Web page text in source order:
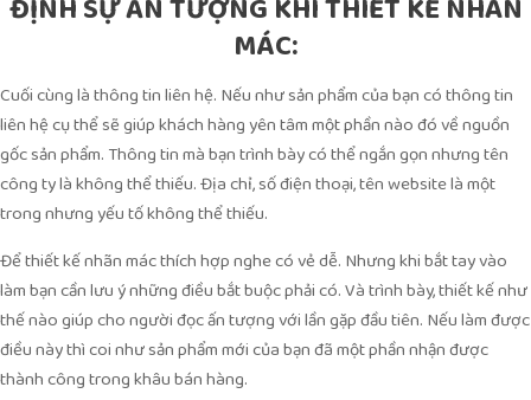
ĐỊNH SỰ ẤN TƯỢNG KHI THIẾT KẾ NHÃN
MÁC:
Cuối cùng là thông tin liên hệ. Nếu như sản phẩm của bạn có thông tin
liên hệ cụ thể sẽ giúp khách hàng yên tâm một phần nào đó về nguồn
gốc sản phẩm. Thông tin mà bạn trình bày có thể ngắn gọn nhưng tên
công ty là không thể thiếu. Địa chỉ, số điện thoại, tên website là một
trong nhưng yếu tố không thể thiếu.
Để thiết kế nhãn mác thích hợp nghe có vẻ dễ. Nhưng khi bắt tay vào
làm bạn cần lưu ý những điều bắt buộc phải có. Và trình bày, thiết kế như
thế nào giúp cho người đọc ấn tượng với lần gặp đầu tiên. Nếu làm được
điều này thì coi như sản phẩm mới của bạn đã một phần nhận được
thành công trong khâu bán hàng.